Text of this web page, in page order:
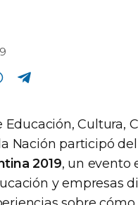
Educación, Cultura,
Nación participó del
2019, un evento
y empresas